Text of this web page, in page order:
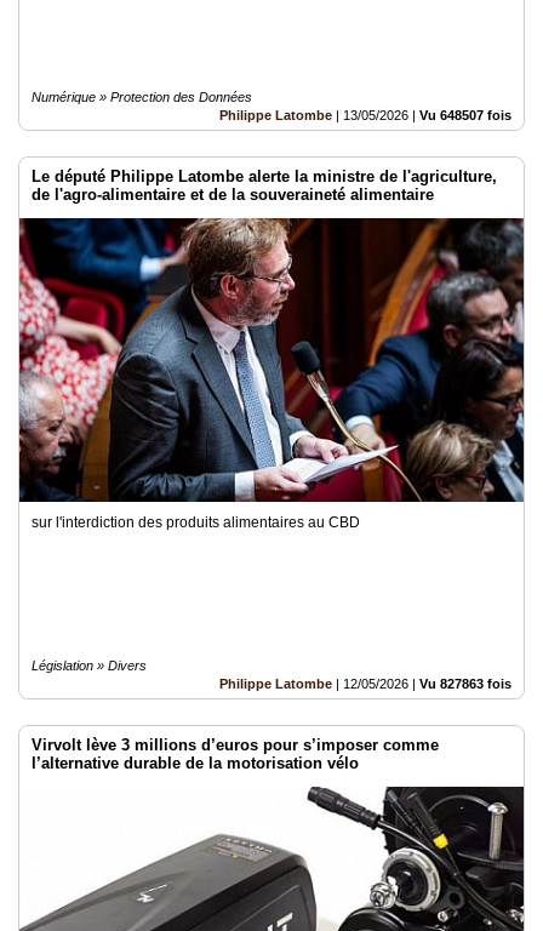
Numérique » Protection des Données
Philippe Latombe | 13/05/2026 | Vu 648507 fois
Le député Philippe Latombe alerte la ministre de l'agriculture,
de l'agro-alimentaire et de la souveraineté alimentaire
sur l'interdiction des produits alimentaires au CBD
Législation » Divers
Philippe Latombe | 12/05/2026 | Vu 827863 fois
Virvolt lève 3 millions d’euros pour s’imposer comme
l’alternative durable de la motorisation vélo